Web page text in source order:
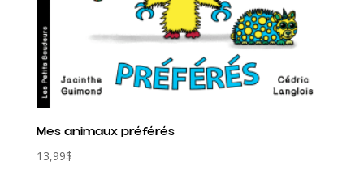
Mes animaux préférés
13,99$